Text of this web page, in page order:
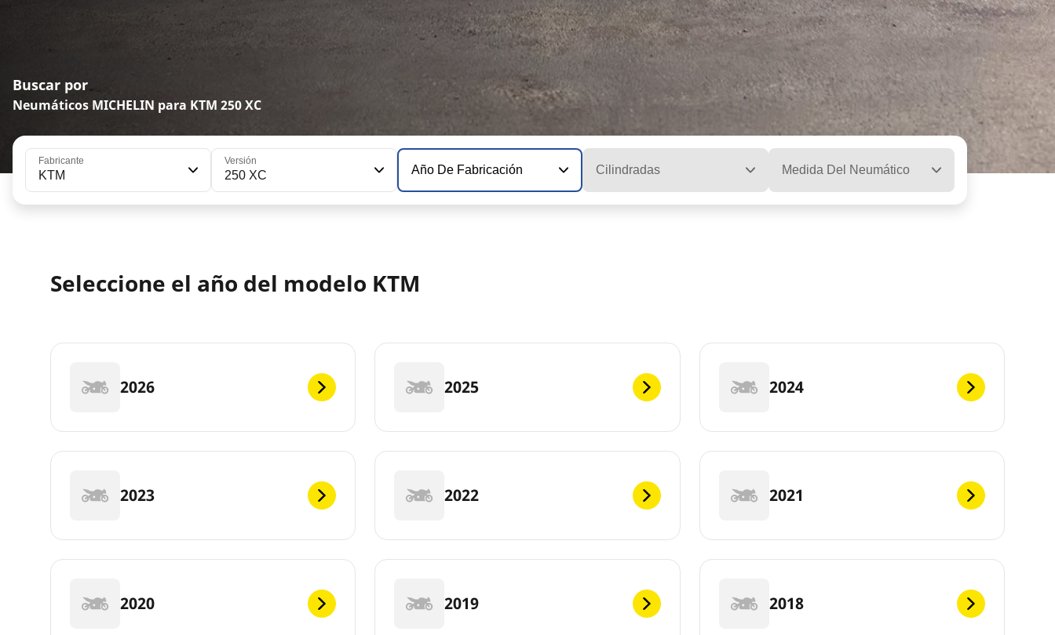
Buscar por
Neumáticos MICHELIN para KTM 250 XC
Fabricante
KTM
Versión
250 XC Año De Fabricación Cilindradas Medida Del Neumático
Seleccione el año del modelo KTM
2026 2025 2024
2023 2022 2021
2020 2019 2018